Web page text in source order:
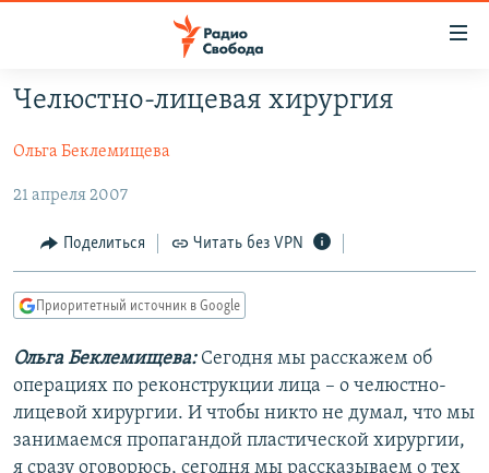
упрощенного
Вернуться
содержанию
Вернутся
главной
навигации
Вернутся
поиску
ПОДКАСТЫ
АВТОРСКИЕ ПРОЕКТЫ
ЦИТАТЫ СВОБОДЫ
МНЕНИЯ
КУЛЬТУРА
IDEL.РЕАЛИИ
КАВКАЗ.РЕАЛИИ
СЕВЕР.РЕАЛИИ
Челюстно-лицевая хирургия
Ольга Беклемищева
21 апреля 2007
Поделиться Читать без VPN
Приоритетный источник в Google
Ольга Беклемищева: Сегодня мы расскажем об
операциях по реконструкции лица – о челюстно-
лицевой хирургии. И чтобы никто не думал, что мы
занимаемся пропагандой пластической хирургии,
я сразу оговорюсь, сегодня мы рассказываем о тех